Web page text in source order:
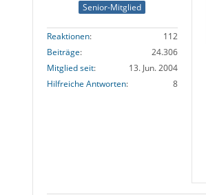
Senior-Mitglied
Reaktionen
112
Beiträge
24.306
Mitglied seit
13. Jun. 2004
Hilfreiche Antworten
8